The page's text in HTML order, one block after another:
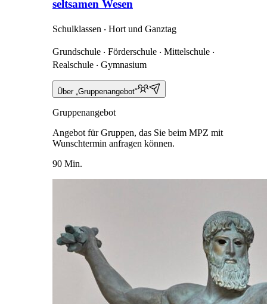
seltsamen Wesen
Schulklassen ‧ Hort und Ganztag
Grundschule ‧ Förderschule ‧ Mittelschule ‧
Realschule ‧ Gymnasium
Über „Gruppenangebot“
Gruppenangebot
Angebot für Gruppen, das Sie beim MPZ mit
Wunschtermin anfragen können.
90 Min.